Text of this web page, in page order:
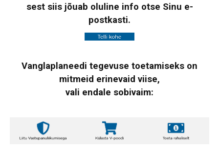
sest siis jõuab oluline info otse Sinu e-
postkasti.
Vanglaplaneedi tegevuse toetamiseks on
mitmeid erinevaid viise,
vali endale sobivaim: